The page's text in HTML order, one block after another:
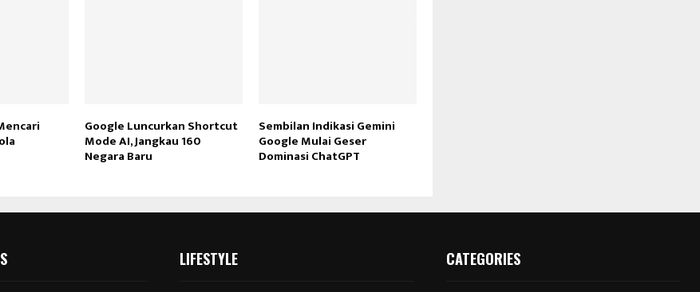
Google Luncurkan Shortcut
Mode AI, Jangkau 160
Negara Baru
Sembilan Indikasi Gemini
Google Mulai Geser
Dominasi ChatGPT
LIFESTYLE CATEGORIES